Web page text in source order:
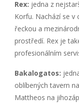
Rex: jedna z
Korfu. Nachází se v
řeckou a
prostředí. Rex je
profesionálním
Bakalogatos:
oblíbených tavern
Mattheos na